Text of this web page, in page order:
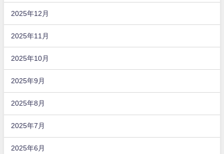
2025年12月
2025年11月
2025年10月
2025年9月
2025年8月
2025年7月
2025年6月